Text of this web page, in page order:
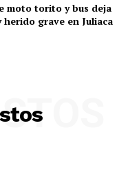
moto torito y bus deja
herido grave en Juliaca